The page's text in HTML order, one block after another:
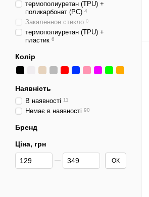
термополиуретан (TPU) +
поликарбонат (PC) 4
Закаленное стекло 0
термополиуретан (TPU) +
пластик 6
Колір
Наявність
В наявності 11
Немає в наявності 90
Бренд
Ціна, грн
Від Ціна, грн
До Ціна, грн ОК